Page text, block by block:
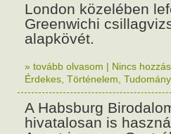
London közelében
Greenwichi
alapkövét.
» tovább olvasom | Nincs
Érdekes Történelem Tudomány
A Habsburg
hivatalosan is